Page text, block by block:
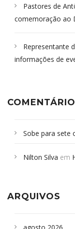
Pastores de
comemoração ao
Representante
informações de
Sobe para sete
Nilton Silva em
ARQUIVOS